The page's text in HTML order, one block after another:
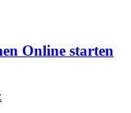
Online starten